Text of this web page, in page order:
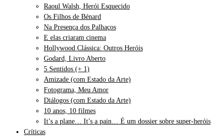
Raoul Walsh, Herói Esquecido
Os Filhos de Bénard
Na Presença dos Palhaços
E elas criaram cinema
Hollywood Clássica: Outros Heróis
Godard, Livro Aberto
5 Sentidos (+ 1)
Amizade (com Estado da Arte)
Fotograma, Meu Amor
Diálogos (com Estado da Arte)
10 anos, 10 filmes
It’s a plane… It’s a pain… É um dossier sobre super-heróis
Críticas